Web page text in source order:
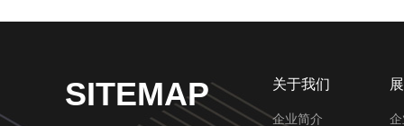
SITEMAP 关于我们
企业简介